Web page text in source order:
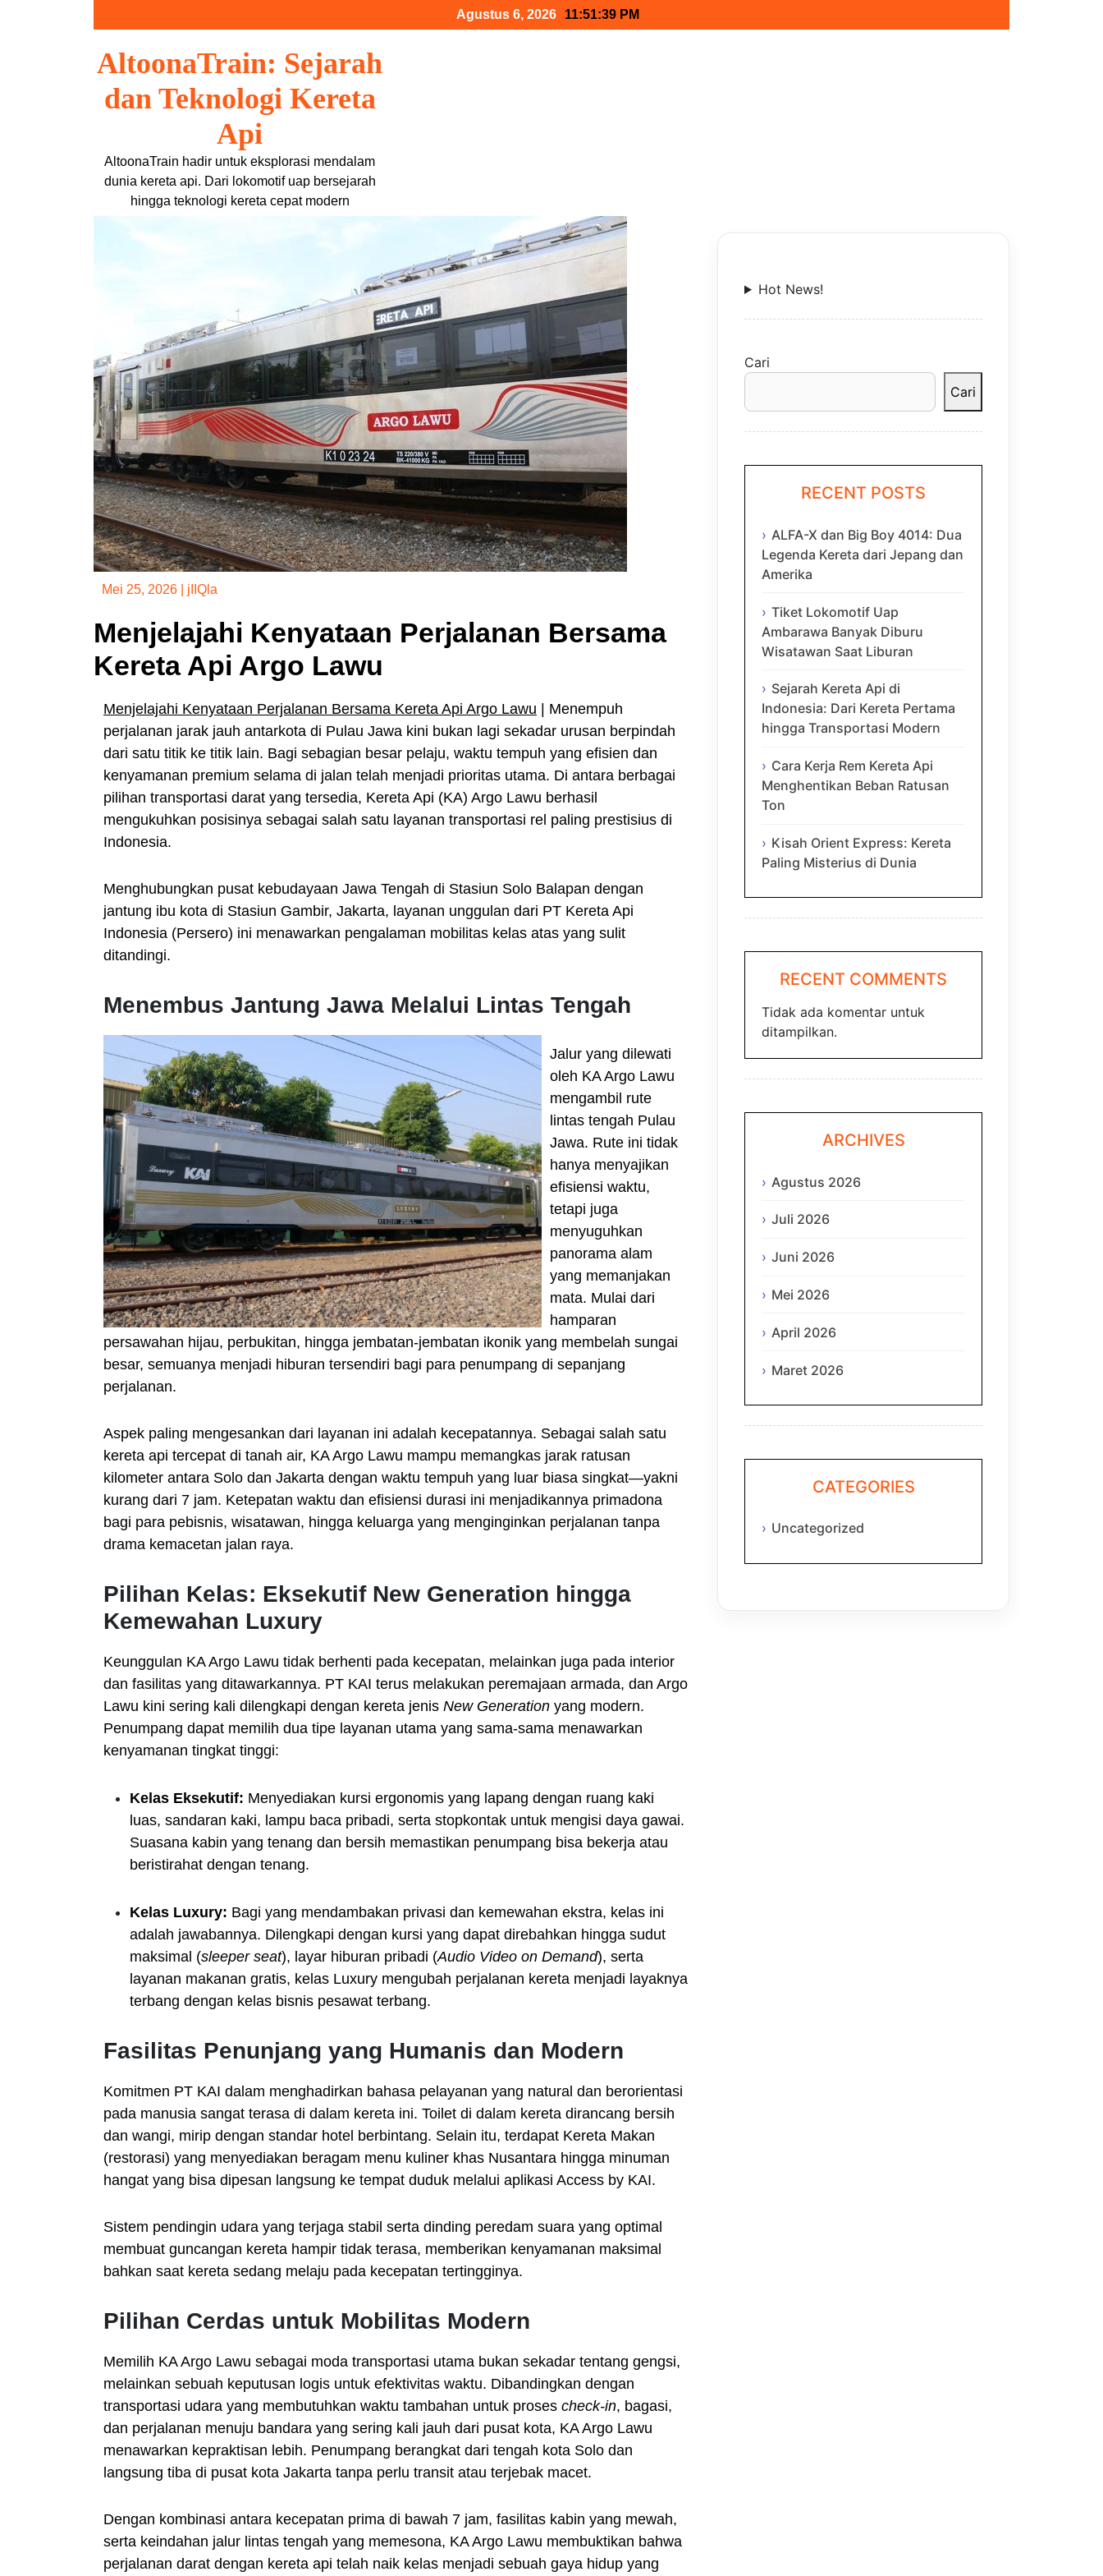
Agustus 6, 2026 11:51:40 PM
AltoonaTrain: Sejarah
dan Teknologi Kereta
Api
AltoonaTrain hadir untuk eksplorasi mendalam
dunia kereta api. Dari lokomotif uap bersejarah
hingga teknologi kereta cepat modern
Mei 25, 2026 jIIQla
Menjelajahi Kenyataan Perjalanan Bersama
Kereta Api Argo Lawu
Menjelajahi Kenyataan Perjalanan Bersama Kereta Api Argo Lawu | Menempuh
perjalanan jarak jauh antarkota di Pulau Jawa kini bukan lagi sekadar urusan berpindah
dari satu titik ke titik lain. Bagi sebagian besar pelaju, waktu tempuh yang efisien dan
kenyamanan premium selama di jalan telah menjadi prioritas utama. Di antara berbagai
pilihan transportasi darat yang tersedia, Kereta Api (KA) Argo Lawu berhasil
mengukuhkan posisinya sebagai salah satu layanan transportasi rel paling prestisius di
Indonesia.
Menghubungkan pusat kebudayaan Jawa Tengah di Stasiun Solo Balapan dengan
jantung ibu kota di Stasiun Gambir, Jakarta, layanan unggulan dari PT Kereta Api
Indonesia (Persero) ini menawarkan pengalaman mobilitas kelas atas yang sulit
ditandingi.
Menembus Jantung Jawa Melalui Lintas Tengah
Jalur yang dilewati
oleh KA Argo Lawu
mengambil rute
lintas tengah Pulau
Jawa. Rute ini tidak
hanya menyajikan
efisiensi waktu,
tetapi juga
menyuguhkan
panorama alam
yang memanjakan
mata. Mulai dari
hamparan
persawahan hijau, perbukitan, hingga jembatan-jembatan ikonik yang membelah sungai
besar, semuanya menjadi hiburan tersendiri bagi para penumpang di sepanjang
perjalanan.
Aspek paling mengesankan dari layanan ini adalah kecepatannya. Sebagai salah satu
kereta api tercepat di tanah air, KA Argo Lawu mampu memangkas jarak ratusan
kilometer antara Solo dan Jakarta dengan waktu tempuh yang luar biasa singkat—yakni
kurang dari 7 jam. Ketepatan waktu dan efisiensi durasi ini menjadikannya primadona
bagi para pebisnis, wisatawan, hingga keluarga yang menginginkan perjalanan tanpa
drama kemacetan jalan raya.
Pilihan Kelas: Eksekutif New Generation hingga
Kemewahan Luxury
Keunggulan KA Argo Lawu tidak berhenti pada kecepatan, melainkan juga pada interior
dan fasilitas yang ditawarkannya. PT KAI terus melakukan peremajaan armada, dan Argo
Lawu kini sering kali dilengkapi dengan kereta jenis New Generation yang modern.
Penumpang dapat memilih dua tipe layanan utama yang sama-sama menawarkan
kenyamanan tingkat tinggi:
Kelas Eksekutif: Menyediakan kursi ergonomis yang lapang dengan ruang kaki
luas, sandaran kaki, lampu baca pribadi, serta stopkontak untuk mengisi daya gawai.
Suasana kabin yang tenang dan bersih memastikan penumpang bisa bekerja atau
beristirahat dengan tenang.
Kelas Luxury: Bagi yang mendambakan privasi dan kemewahan ekstra, kelas ini
adalah jawabannya. Dilengkapi dengan kursi yang dapat direbahkan hingga sudut
maksimal (sleeper seat), layar hiburan pribadi (Audio Video on Demand), serta
layanan makanan gratis, kelas Luxury mengubah perjalanan kereta menjadi layaknya
terbang dengan kelas bisnis pesawat terbang.
Fasilitas Penunjang yang Humanis dan Modern
Komitmen PT KAI dalam menghadirkan bahasa pelayanan yang natural dan berorientasi
pada manusia sangat terasa di dalam kereta ini. Toilet di dalam kereta dirancang bersih
dan wangi, mirip dengan standar hotel berbintang. Selain itu, terdapat Kereta Makan
(restorasi) yang menyediakan beragam menu kuliner khas Nusantara hingga minuman
hangat yang bisa dipesan langsung ke tempat duduk melalui aplikasi Access by KAI.
Sistem pendingin udara yang terjaga stabil serta dinding peredam suara yang optimal
membuat guncangan kereta hampir tidak terasa, memberikan kenyamanan maksimal
bahkan saat kereta sedang melaju pada kecepatan tertingginya.
Pilihan Cerdas untuk Mobilitas Modern
Memilih KA Argo Lawu sebagai moda transportasi utama bukan sekadar tentang gengsi,
melainkan sebuah keputusan logis untuk efektivitas waktu. Dibandingkan dengan
transportasi udara yang membutuhkan waktu tambahan untuk proses check-in, bagasi,
dan perjalanan menuju bandara yang sering kali jauh dari pusat kota, KA Argo Lawu
menawarkan kepraktisan lebih. Penumpang berangkat dari tengah kota Solo dan
langsung tiba di pusat kota Jakarta tanpa perlu transit atau terjebak macet.
Dengan kombinasi antara kecepatan prima di bawah 7 jam, fasilitas kabin yang mewah,
serta keindahan jalur lintas tengah yang memesona, KA Argo Lawu membuktikan bahwa
perjalanan darat dengan kereta api telah naik kelas menjadi sebuah gaya hidup yang
Hot News!
Cari
Cari
RECENT POSTS
ALFA-X dan Big Boy 4014: Dua
Legenda Kereta dari Jepang dan
Amerika
Tiket Lokomotif Uap
Ambarawa Banyak Diburu
Wisatawan Saat Liburan
Sejarah Kereta Api di
Indonesia: Dari Kereta Pertama
hingga Transportasi Modern
Cara Kerja Rem Kereta Api
Menghentikan Beban Ratusan
Ton
Kisah Orient Express: Kereta
Paling Misterius di Dunia
RECENT COMMENTS
Tidak ada komentar untuk
ditampilkan.
ARCHIVES
Agustus 2026
Juli 2026
Juni 2026
Mei 2026
April 2026
Maret 2026
CATEGORIES
Uncategorized